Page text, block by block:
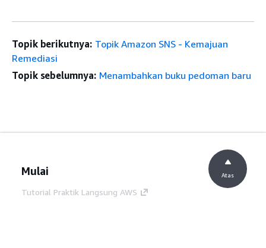
/ASR/Filters/TagFilterMode
/ASR/Filters/TagFilters
Topik berikutnya: Topik Amazon SNS - Kemajuan
Remediasi
Topik sebelumnya: Menambahkan buku pedoman baru
Mulai
Tutorial Praktik Langsung AWS
Atas